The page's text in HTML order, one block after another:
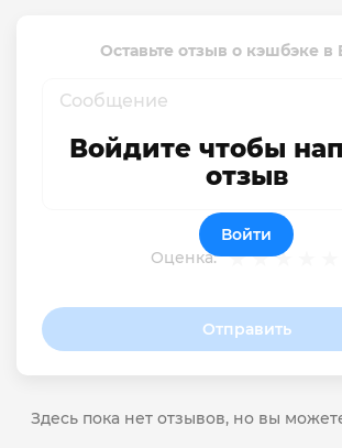
Оставьте отзыв о кэшбэке в
Оценка:
Отправить
Войдите чтобы
отзыв
Войти
Здесь пока нет отзывов, но вы